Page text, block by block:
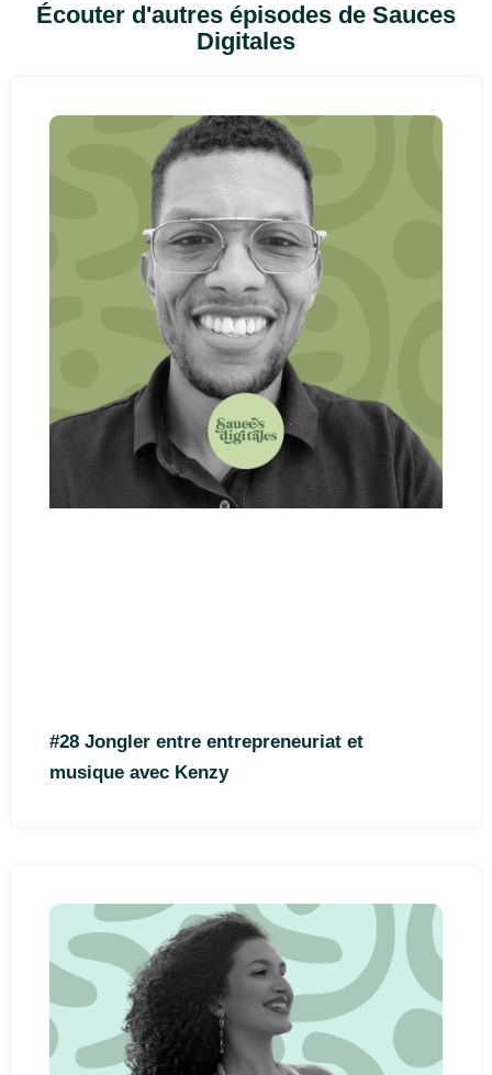
Écouter d'autres épisodes de Sauces
Digitales
#28 Jongler entre entrepreneuriat et
musique avec Kenzy